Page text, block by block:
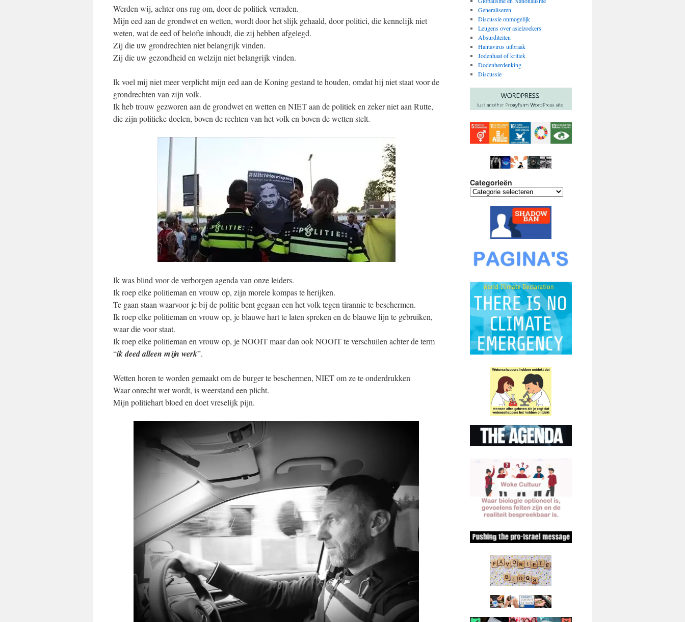
Werden wij, achter ons rug om, door de politiek verraden.
Mijn eed aan de grondwet en wetten, wordt door het slijk gehaald, door politici, die kennelijk niet
weten, wat de eed of belofte inhoudt, die zij hebben afgelegd.
Zij die uw grondrechten niet belangrijk vinden.
Zij die uw gezondheid en welzijn niet belangrijk vinden.
Ik voel mij niet meer verplicht mijn eed aan de Koning gestand te houden, omdat hij niet staat voor de
grondrechten van zijn volk.
Ik heb trouw gezworen aan de grondwet en wetten en NIET aan de politiek en zeker niet aan Rutte,
die zijn politieke doelen, boven de rechten van het volk en boven de wetten stelt.
Ik was blind voor de verborgen agenda van onze leiders.
Ik roep elke politieman en vrouw op, zijn morele kompas te herijken.
Te gaan staan waarvoor je bij de politie bent gegaan een het volk tegen tirannie te beschermen.
Ik roep elke politieman en vrouw op, je blauwe hart te laten spreken en de blauwe lijn te gebruiken,
waar die voor staat.
Ik roep elke politieman en vrouw op, je NOOIT maar dan ook NOOIT te verschuilen achter de term
“ik deed alleen mijn werk”.
Wetten horen te worden gemaakt om de burger te beschermen, NIET om ze te onderdrukken
Waar onrecht wet wordt, is weerstand een plicht.
Mijn politiehart bloed en doet vreselijk pijn.
Generaliseren
Discussie onmogelijk
Leugens over asielzoekers
Absurditeiten
Hantavirus uitbraak
Jodenhaat of kritiek
Dodenherdenking
Discussie
Categorieën
Categorieën